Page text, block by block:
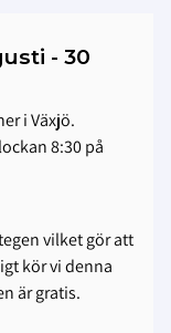
- 30
i Växjö.
8:30 på
vilket gör att
kör vi denna
är gratis.